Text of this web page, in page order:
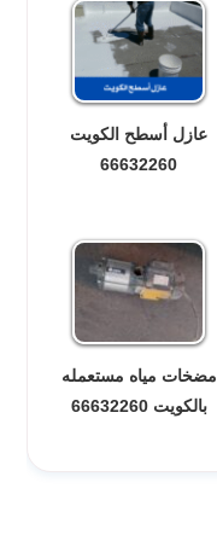
عازل أسطح الكويت
66632260
مضخات مياه مستعمله
بالكويت 66632260